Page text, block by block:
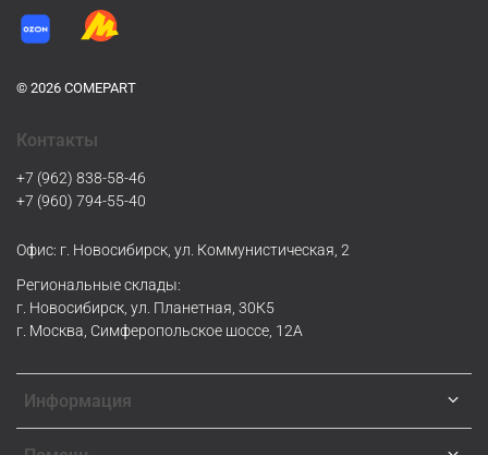
© 2026 COMEPART
Информация
Контакты
+7 (962) 838-58-46
+7 (960) 794-55-40
Офис: г. Новосибирск, ул. Коммунистическая, 2
Региональные склады:
г. Новосибирск, ул. Планетная, 30К5
г. Москва, Симферопольское шоссе, 12А